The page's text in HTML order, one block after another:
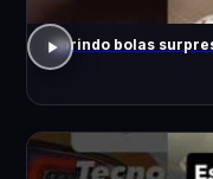
abrindo bolas